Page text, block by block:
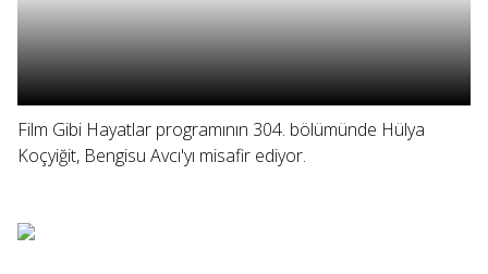
Film Gibi Hayatlar programının 304. bölümünde Hülya
Koçyiğit, Bengisu Avcı'yı misafir ediyor.